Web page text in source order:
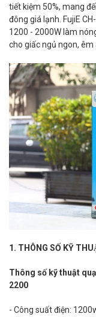
tiết kiệm 50%, mang
đông giá lạnh. FujiE
1200 - 2000W làm
cho giấc ngủ ngon, êm
1. THÔNG SỐ KỸ
Thông số kỹ thuật
2200
- Công suất điện: